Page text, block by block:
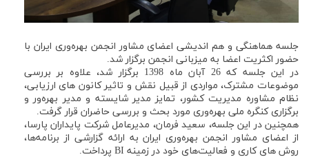
جلسه هماهنگی و هم اندیشی اعضای مشاور انجمن بهره‌وری ایران با
حضور اکثریت اعضا به میزبانی انجمن برگزار شد.
در این جلسه که 26 آبان ماه 1398 برگزار شد، علاوه بر بررسی
موضوعات مشترک، مواردی از قبیل نقش و تاثیر کانون های ارزیابی،
نظام مشاوره مدیریت کشور، تمایز مدیر شایسته و مدیر بهره‌ور و
برگزاری کنگره ملی بهره‌وری مورد بحث و بررسی حاضران قرار گرفت.
همچنین در این جلسه، سعید فرمان، مدیرعامل شرکت پایداران پارسا،
از اعضای مشاور انجمن بهره‌وری ایران به ارائه گزارشی از برنامه‌ها،
روش های کاری و فعالیت‌های خود در زمینه BI پرداخت.